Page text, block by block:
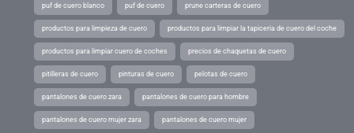
puf de cuero blanco puf de cuero prune carteras de cuero
productos para limpieza de cuero productos para limpiar la tapiceria de cuero del coche
productos para limpiar cuero de coches precios de chaquetas de cuero
pitilleras de cuero pinturas de cuero pelotas de cuero
pantalones de cuero zara pantalones de cuero para hombre
pantalones de cuero mujer zara pantalones de cuero mujer